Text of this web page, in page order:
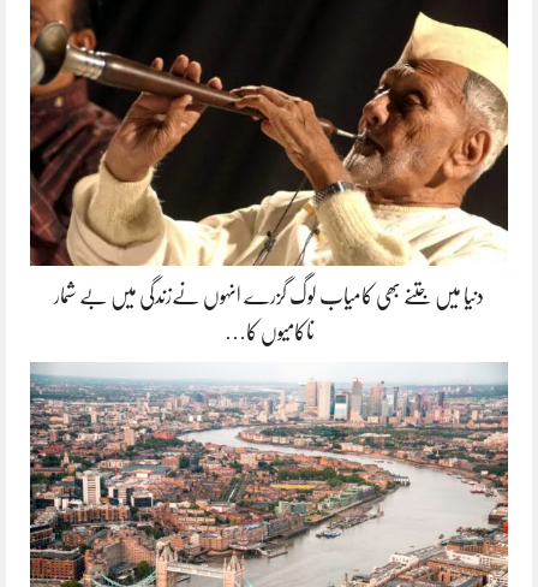
دنیا میں جتنے بھی کامیاب لوگ گزرے انہوں نےزندگی میں بے شمار
ناکامیوں کا…